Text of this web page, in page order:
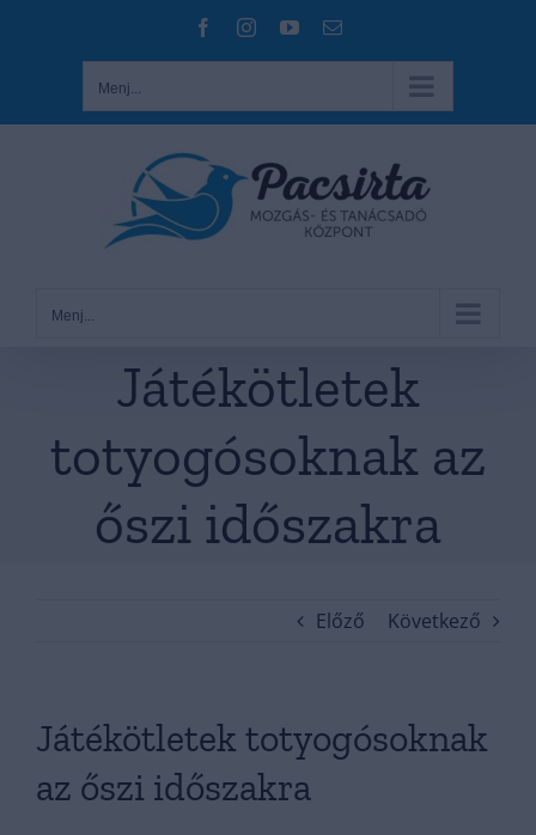
FacebookInstagramYouTubeEmail:
Menj...
Menj...
Játékötletek
totyogósoknak az
őszi időszakra
Előző Következő
Játékötletek totyogósoknak
az őszi időszakra